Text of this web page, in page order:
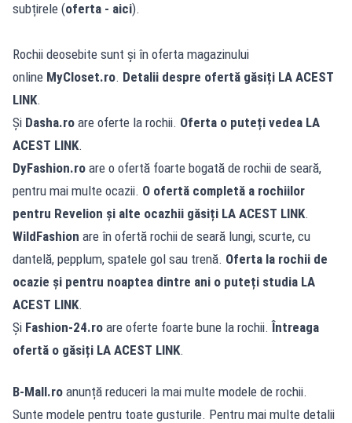
subțirele (oferta - aici).
Rochii deosebite sunt și în oferta magazinului
online MyCloset.ro. Detalii despre ofertă găsiți LA ACEST
LINK.
Și Dasha.ro are oferte la rochii. Oferta o puteți vedea LA
ACEST LINK.
DyFashion.ro are o ofertă foarte bogată de rochii de seară,
pentru mai multe ocazii. O ofertă completă a rochiilor
pentru Revelion și alte ocazhii găsiți LA ACEST LINK.
WildFashion are în ofertă rochii de seară lungi, scurte, cu
dantelă, pepplum, spatele gol sau trenă. Oferta la rochii de
ocazie și pentru noaptea dintre ani o puteți studia LA
ACEST LINK.
Și Fashion-24.ro are oferte foarte bune la rochii.Întreaga
ofertă o găsiți LA ACEST LINK.
B-Mall.ro anunță reduceri la mai multe modele de rochii.
Sunte modele pentru toate gusturile. Pentru mai multe detalii